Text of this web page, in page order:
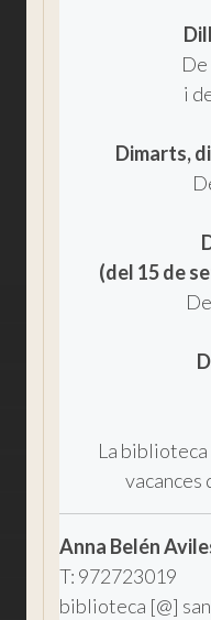
De
i
Dimarts,
(del 15 de
La
vacances
Anna Belén
T: 972723019
biblioteca [@]